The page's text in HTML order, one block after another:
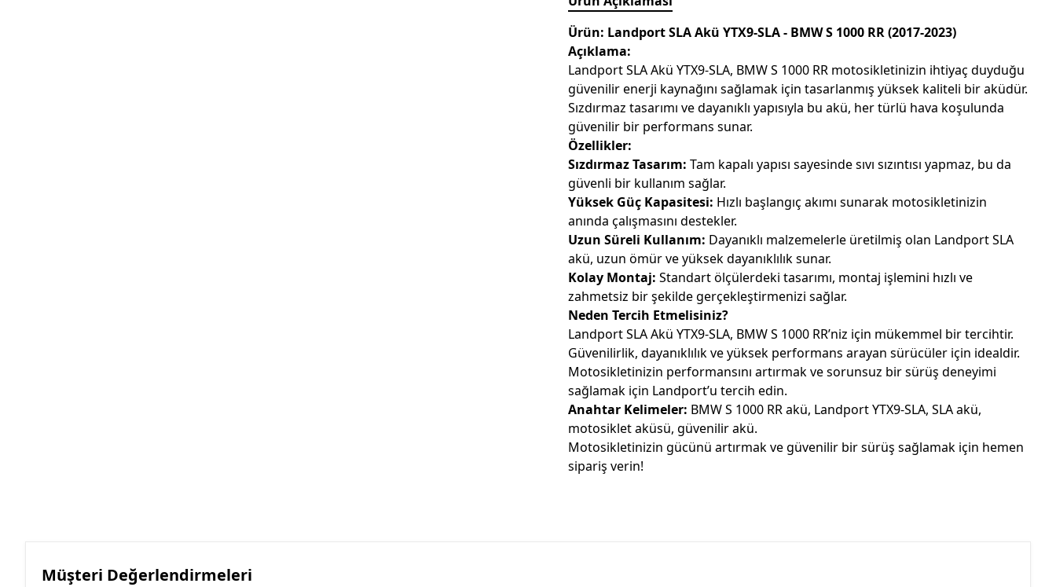
Ürün: Landport SLA Akü YTX9-SLA - BMW S 1000 RR (2017-2023)
Açıklama:
Landport SLA Akü YTX9-SLA, BMW S 1000 RR motosikletinizin ihtiyaç duyduğu
güvenilir enerji kaynağını sağlamak için tasarlanmış yüksek kaliteli bir aküdür.
Sızdırmaz tasarımı ve dayanıklı yapısıyla bu akü, her türlü hava koşulunda
güvenilir bir performans sunar.
Özellikler:
Sızdırmaz Tasarım: Tam kapalı yapısı sayesinde sıvı sızıntısı yapmaz, bu da
güvenli bir kullanım sağlar.
Yüksek Güç Kapasitesi: Hızlı başlangıç akımı sunarak motosikletinizin
anında çalışmasını destekler.
Uzun Süreli Kullanım: Dayanıklı malzemelerle üretilmiş olan Landport SLA
akü, uzun ömür ve yüksek dayanıklılık sunar.
Kolay Montaj: Standart ölçülerdeki tasarımı, montaj işlemini hızlı ve
zahmetsiz bir şekilde gerçekleştirmenizi sağlar.
Neden Tercih Etmelisiniz?
Landport SLA Akü YTX9-SLA, BMW S 1000 RR’niz için mükemmel bir tercihtir.
Güvenilirlik, dayanıklılık ve yüksek performans arayan sürücüler için idealdir.
Motosikletinizin performansını artırmak ve sorunsuz bir sürüş deneyimi
sağlamak için Landport’u tercih edin.
Anahtar Kelimeler: BMW S 1000 RR akü, Landport YTX9-SLA, SLA akü,
motosiklet aküsü, güvenilir akü.
Motosikletinizin gücünü artırmak ve güvenilir bir sürüş sağlamak için hemen
sipariş verin!
Müşteri Değerlendirmeleri